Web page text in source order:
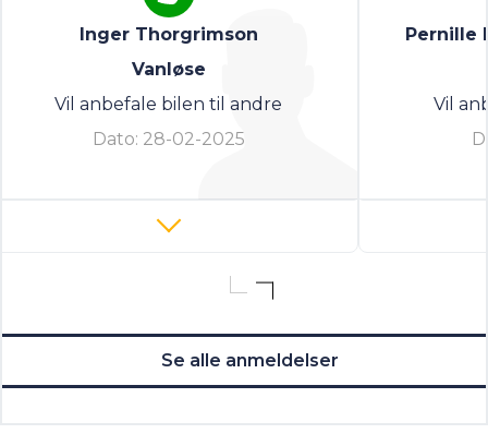
Inger Thorgrimson
Vanløse
Vil anbefale bilen til andre
Dato: 28-02-2025
Pernille
Vil
Se alle anmeldelser